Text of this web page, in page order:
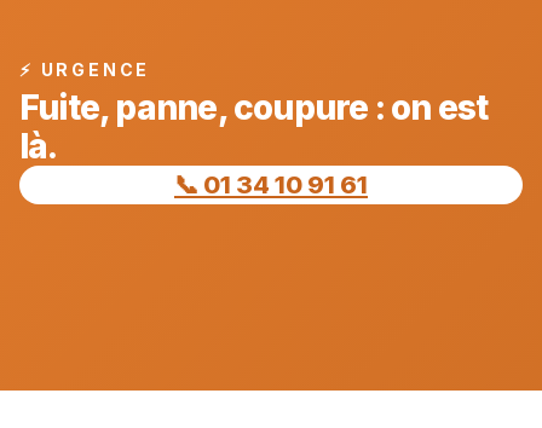
⚡ URGENCE
Fuite, panne, coupure : on est
là.
📞 01 34 10 91 61